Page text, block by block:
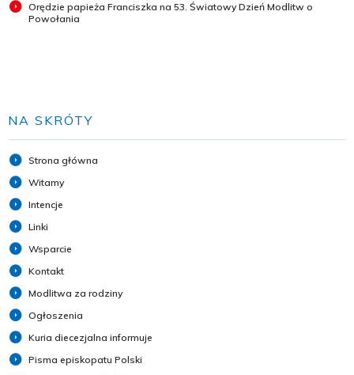
Orędzie papieża Franciszka na 53. Światowy Dzień Modlitw o
Powołania
NA SKRÓTY
Strona główna
Witamy
Intencje
Linki
Wsparcie
Kontakt
Modlitwa za rodziny
Ogłoszenia
Kuria diecezjalna informuje
Pisma episkopatu Polski